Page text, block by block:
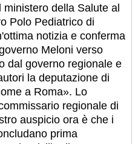
della Salute al
Polo Pediatrico di
notizia e conferma
Meloni verso
dal governo regionale e
la deputazione di
a Roma». Lo
regionale di
auspicio ora è che i
prima